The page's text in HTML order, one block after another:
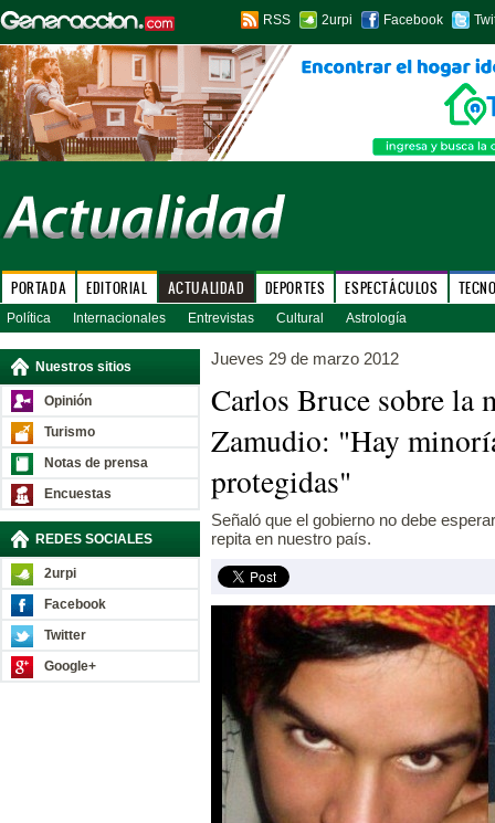
RSS 2urpi Facebook
PORTADA EDITORIAL ACTUALIDAD DEPORTES ESPECTÁCULOS
Política Internacionales Entrevistas Cultural Astrología
Nuestros sitios
Opinión
Turismo
Notas de prensa
Encuestas
REDES SOCIALES
2urpi
Facebook
Twitter
Google+
Jueves 29 de marzo 2012
Carlos Bruce sobre la
Zamudio: "Hay
protegidas"
Señaló que el gobierno no debe
repita en nuestro país.